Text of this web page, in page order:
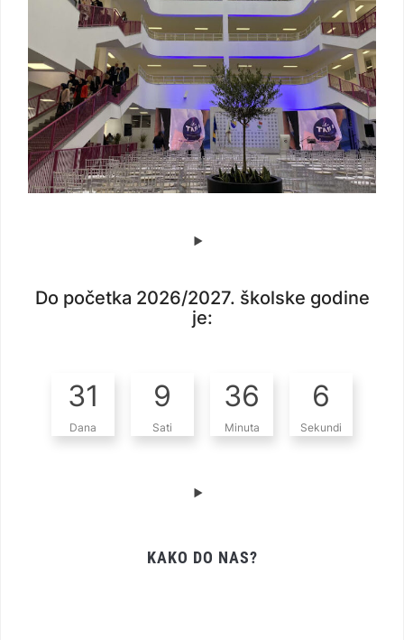
Do početka 2026/2027. školske godine
je:
31
Dana
9
Sati
36
Minuta
5
Sekundi
KAKO DO NAS?